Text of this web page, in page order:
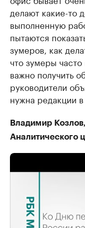
делают какие-то
выполненную
пытаются
зумеров, как
что зумеры часто
важно получить
руководители
нужна редакции
Владимир
Аналитического